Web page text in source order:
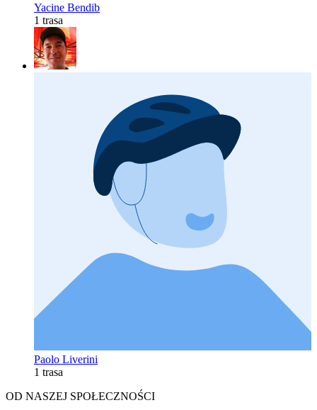
Yacine Bendib
1 trasa
Paolo Liverini
1 trasa
OD NASZEJ SPOŁECZNOŚCI